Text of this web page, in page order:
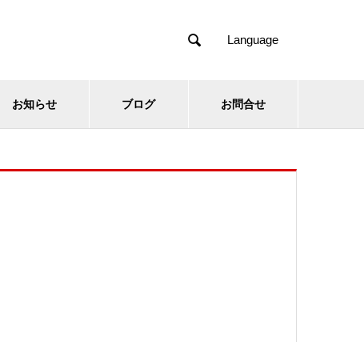
 Language
お知らせ ブログ お問合せ